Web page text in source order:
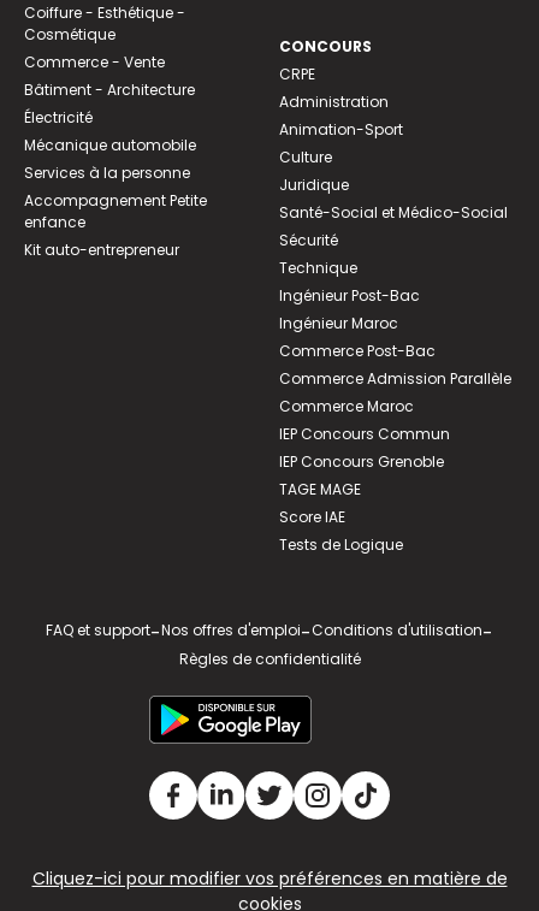
Coiffure - Esthétique -
Cosmétique
Commerce - Vente
Bâtiment - Architecture
Électricité
Mécanique automobile
Services à la personne
Accompagnement Petite
enfance
Kit auto-entrepreneur
CONCOURS
CRPE
Administration
Animation-Sport
Culture
Juridique
Santé-Social et Médico-Social
Sécurité
Technique
Ingénieur Post-Bac
Ingénieur Maroc
Commerce Post-Bac
Commerce Admission Parallèle
Commerce Maroc
IEP Concours Commun
IEP Concours Grenoble
TAGE MAGE
Score IAE
Tests de Logique
FAQ et support-Nos offres d'emploi-Conditions d'utilisation-
Règles de confidentialité
Cliquez-ici pour modifier vos préférences en matière de
cookies